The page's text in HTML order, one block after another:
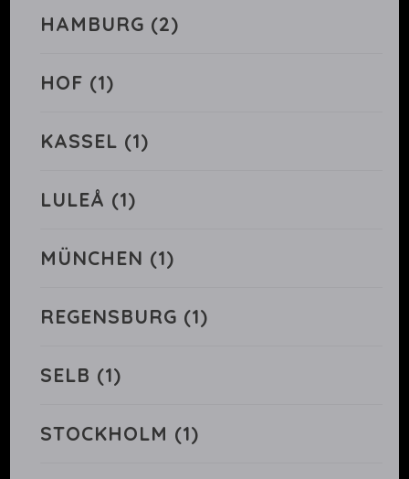
HAMBURG (2)
HOF (1)
KASSEL (1)
LULEÅ (1)
MÜNCHEN (1)
REGENSBURG (1)
SELB (1)
STOCKHOLM (1)